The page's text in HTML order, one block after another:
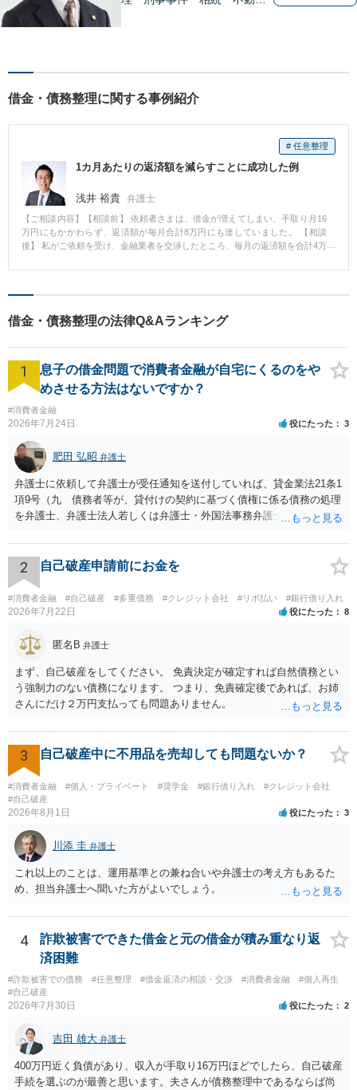
す。法人・個人事業主の事業
自信があります。
借金・債務整理に関する事例紹介
# 任意整理
1カ月あたりの返済額を減らすことに成功した例
浅井 裕貴 弁護士
【ご相談内容】【相談前】 依頼者さまは、借金が増えてしまい、手取り月16
万円にもかかわらず、返済額が毎月合計8万円にも達していました。 【相談
後】 私がご依頼を受け、金融業者を交渉したところ、毎月の返済額を合計4万
整理」と呼ばれるものです。弁護士が代理人に就任し、任意整理の申し出を
己破産を避けたい方については、任意整理を検討することをお勧めいたしま
す。
借金・債務整理の法律Q&Aランキング
1
息子の借金問題で消費者金融が自宅にくるのをや
めさせる方法はないですか？
#消費者金融
2026年7月24日 役にたった 3
肥田 弘昭 弁護士
弁護士に依頼して弁護士が受任通知を送付していれば、貸金業法21条1
項9号（九 債務者等が、貸付けの契約に基づく債権に係る債務の処理
を弁護士、弁護士法人若しくは弁護士・外国法事務弁護士共同法人若
等」という。）に委託し、又はその処理のため必要な裁判所における
民事事件に関する手続をとり、弁護士等又は裁判所から書面によりそ
の旨の通知があつた場合において、正当な理由がないのに、債務者等
に対し、電話をかけ、電報を送達し、若しくはファクシミリ装置を用
いて送信し、又は訪問する方法により、当該債務を弁済することを要
かわらず、更にこれらの方法で当該債務を弁済することを要求するこ
と。）に違反しています。監督官庁に行政処分を求める、裁判所に仮
処分申請、不退去罪が成立すれば警察に通報などの対応が考えられま
す。ご参考にしてください。
2 自己破産申請前にお金を
#消費者金融 #自己破産 #多重債務 #クレジット会社 #リボ払い #銀行借り入れ
2026年7月22日 役にたった 8
匿名B 弁護士
まず、自己破産をしてください。 免責決定が確定すれば自然債務とい
う強制力のない債務になります。 つまり、免責確定後であれば、お姉
さんにだけ２万円支払っても問題ありません。
3 自己破産中に不用品を売却しても問題ないか？
#消費者金融 #個人・プライベート #奨学金 #銀行借り入れ
#クレジット会社
#自己破産
2026年8月1日 役にたった 3
川添 圭 弁護士
これ以上のことは、運用基準との兼ね合いや弁護士の考え方もあるた
め、担当弁護士へ聞いた方がよいでしょう。
4
詐欺被害でできた借金と元の借金が積み重なり返
済困難
#詐欺被害での債務 #任意整理 #借金返済の相談・交渉 #消費者金融
#個人再生
#自己破産
2026年7月30日 役にたった 2
吉田 雄大 弁護士
400万円近く負債があり、収入が手取り16万円ほどでしたら、自己破産
手続を選ぶのが最善と思います。夫さんが債務整理中であるならば尚